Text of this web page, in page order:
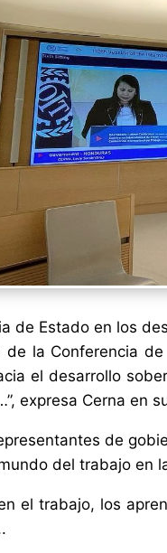
de Estado en los
de la Conferencia
el desarrollo
expresa Cerna en
de
del trabajo en
el trabajo, los